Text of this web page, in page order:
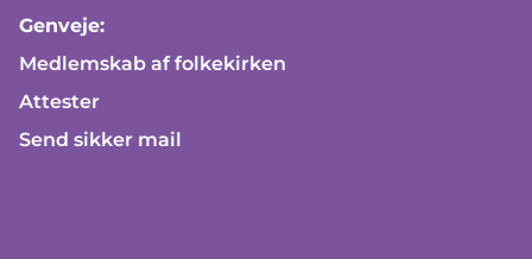
Genveje:
Medlemskab af folkekirken
Attester
Send sikker mail